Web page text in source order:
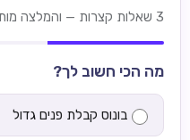
3 שאלות קצרות — והמלצה מותאמת לשחקנים מישראל.
מה הכי חשוב לך?
בונוס קבלת פנים גדול